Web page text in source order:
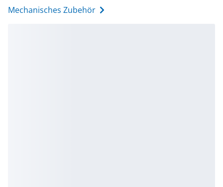
Mechanisches Zubehör